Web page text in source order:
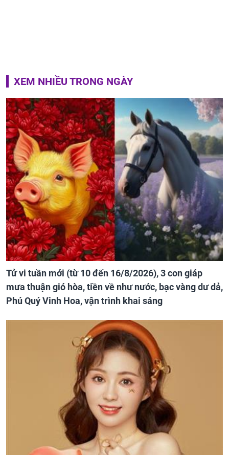
XEM NHIỀU TRONG NGÀY
Tử vi tuần mới (từ 10 đến 16/8/2026), 3 con giáp
mưa thuận gió hòa, tiền về như nước, bạc vàng dư dả,
Phú Quý Vinh Hoa, vận trình khai sáng